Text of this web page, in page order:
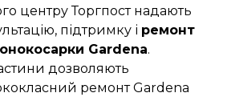
центру Торгпост надають
підтримку і ремонт
Gardena.
дозволяють
ремонт Gardena